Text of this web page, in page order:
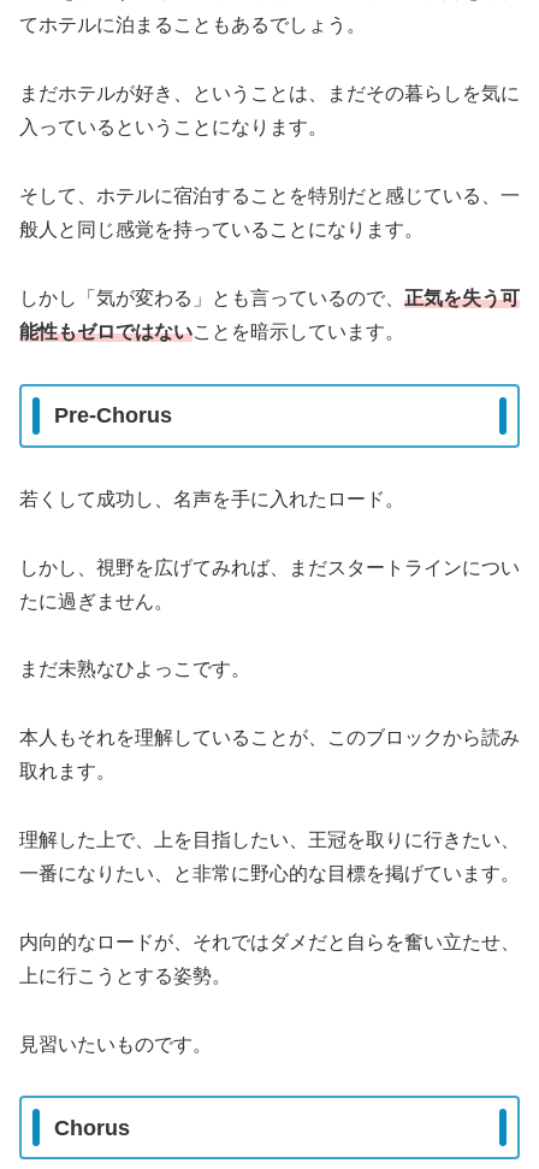
てホテルに泊まることもあるでしょう。
まだホテルが好き、ということは、まだその暮らしを気に
入っているということになります。
そして、ホテルに宿泊することを特別だと感じている、一
般人と同じ感覚を持っていることになります。
しかし「気が変わる」とも言っているので、 正気を失う可
能性もゼロではないことを暗示しています。
Pre-Chorus
若くして成功し、名声を手に入れたロード。
しかし、視野を広げてみれば、まだスタートラインについ
たに過ぎません。
まだ未熟なひよっこです。
本人もそれを理解していることが、このブロックから読み
取れます。
理解した上で、上を目指したい、王冠を取りに行きたい、
一番になりたい、と非常に野心的な目標を掲げています。
内向的なロードが、それではダメだと自らを奮い立たせ、
上に行こうとする姿勢。
見習いたいものです。
Chorus